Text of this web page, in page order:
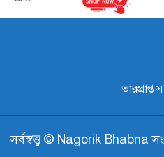
সর্বস্বত্ত্ব © Nagorik Bhabna